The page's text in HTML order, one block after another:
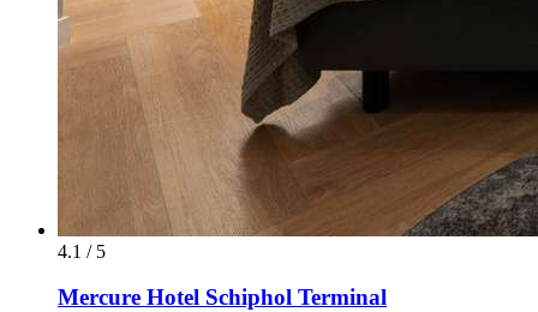
4.1 / 5
Mercure Hotel Schiphol Terminal